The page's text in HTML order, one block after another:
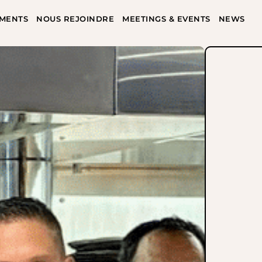
NOUS REJOINDRE MEETINGS & EVENTS NEWS